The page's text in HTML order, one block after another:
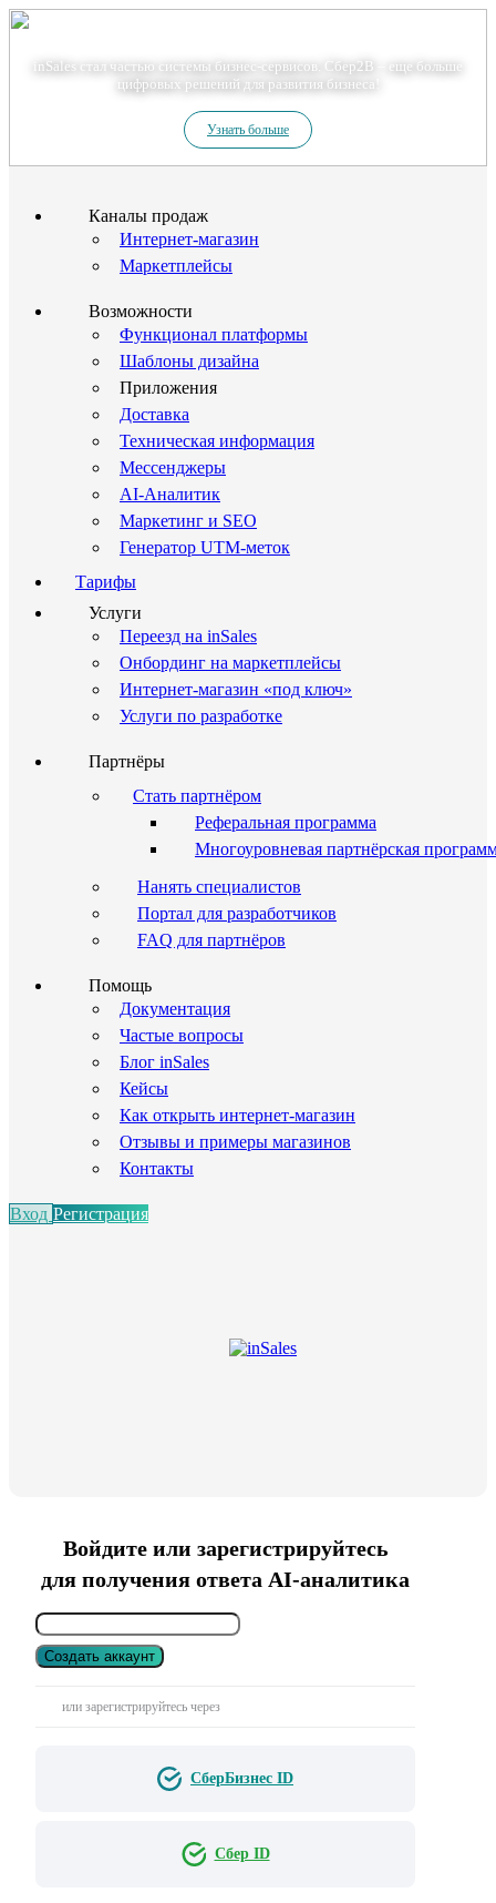
inSales стал частью системы бизнес-сервисов. Сбер2В – еще больше
цифровых решений для развития бизнеса!
Узнать больше
Каналы продаж
Интернет-магазин
Маркетплейсы
Возможности
Функционал платформы
Шаблоны дизайна
Приложения
Доставка
Техническая информация
Мессенджеры
AI-Аналитик
Маркетинг и SEO
Генератор UTM-меток
Тарифы
Услуги
Переезд на inSales
Онбординг на маркетплейсы
Интернет-магазин «под ключ»
Услуги по разработке
Партнёры
Стать партнёром
Реферальная программа
Многоуровневая партнёрская
Нанять специалистов
Портал для разработчиков
FAQ для партнёров
Помощь
Документация
Частые вопросы
Блог inSales
Кейсы
Как открыть интернет-магазин
Отзывы и примеры магазинов
Контакты
Вход Регистрация
Войдите или зарегистрируйтесь
для получения ответа AI-аналитика
Создать аккаунт
или зарегистрируйтесь через
СберБизнес ID
Сбер ID